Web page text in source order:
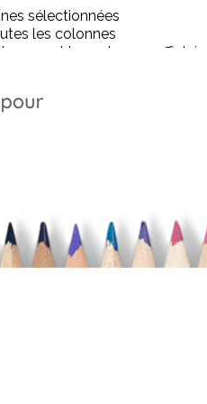
sélectionnées
les colonnes
les colonnes affichées